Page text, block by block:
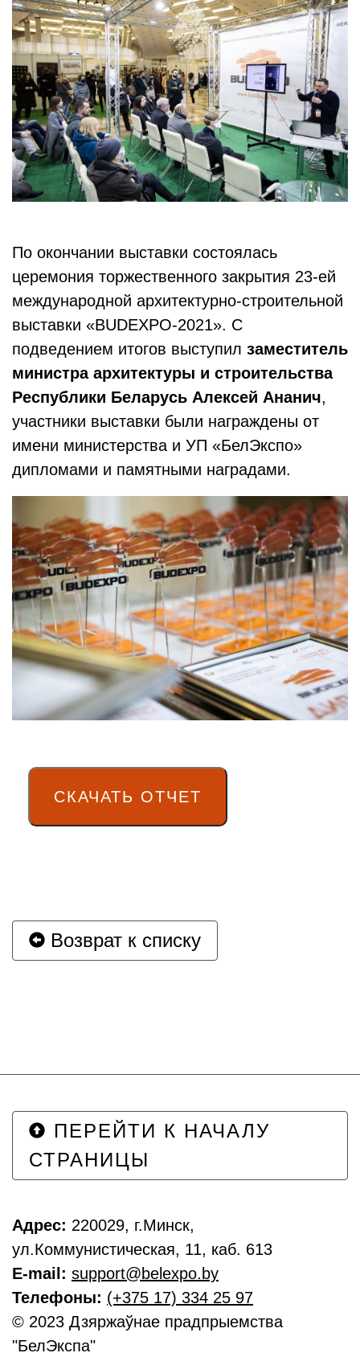
По окончании выставки состоялась
церемония торжественного закрытия 23-ей
международной архитектурно-строительной
выставки «BUDEXPO-2021». С
подведением итогов выступил заместитель
министра архитектуры и строительства
Республики Беларусь Алексей Ананич,
участники выставки были награждены от
имени министерства и УП «БелЭкспо»
дипломами и памятными наградами.
СКАЧАТЬ ОТЧЕТ
Возврат к списку
ПЕРЕЙТИ К НАЧАЛУ
СТРАНИЦЫ
Адрес: 220029, г.Минск,
ул.Коммунистическая, 11, каб. 613
E-mail: support@belexpo.by
Телефоны: (+375 17) 334 25 97
© 2023 Дзяржаўнае прадпрыемства
"БелЭкспа"